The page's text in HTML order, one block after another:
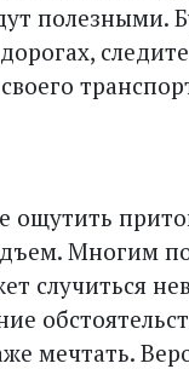
полезными.
ощутить
Многим
случиться
мечтать.